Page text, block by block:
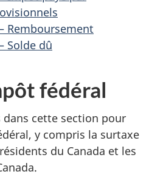
Remboursement
Solde dû
fédéral
cette section pour
y compris la surtaxe
du Canada et les
.